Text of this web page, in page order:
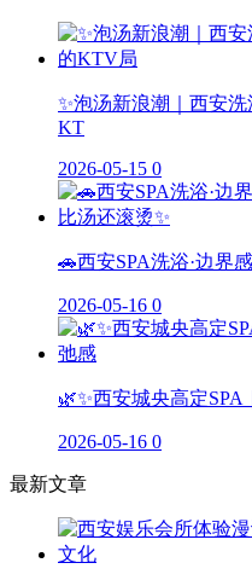
✨泡汤新浪潮｜西安
KT
2026-05-15 0
🚗西安SPA洗浴·边界
2026-05-16 0
🌿✨西安城央高定
2026-05-16 0
最新文章